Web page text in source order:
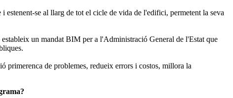
se al llarg de tot el cicle de vida de l'edifici, permetent la seva
un mandat BIM per a l'Administració General de l'Estat que
primerenca de problemes, redueix errors i costos, millora la